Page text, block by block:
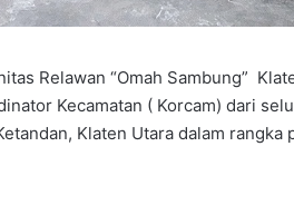
Relawan “Omah Sambung”
Kecamatan ( Korcam) dari
Klaten Utara dalam